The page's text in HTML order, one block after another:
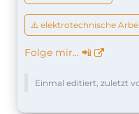
⚠️ elektrotechnische
Folge mir… 📲
Einmal editiert, zuletzt